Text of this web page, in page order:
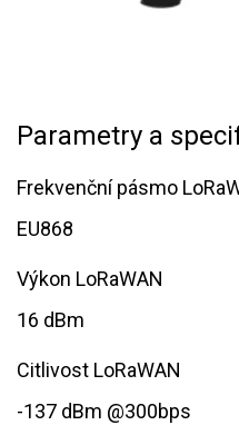
Parametry a
Frekvenční pásmo
EU868
Výkon LoRaWAN
16 dBm
Citlivost LoRaWAN
​​​-137 dBm @300bps